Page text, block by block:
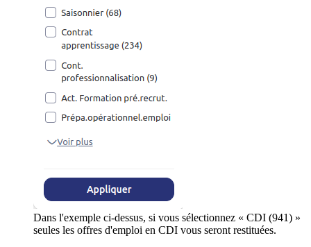
Dans l'exemple ci-dessus, si vous sélectionnez « CDI (941) »
seules les offres d'emploi en CDI vous seront restituées.